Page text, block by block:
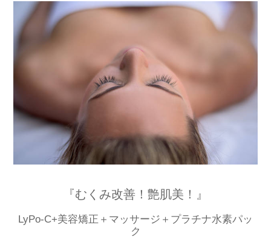
『むくみ改善！艶肌美！』
LyPo-C+美容矯正＋マッサージ＋プラチナ水素パッ
ク